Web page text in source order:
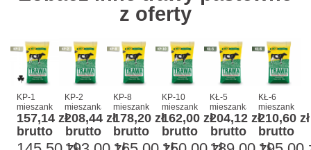
z oferty
KP-1
mieszanka
traw
kośno-
kiszonkowa
10 kg
157,14 zł
brutto
KP-2
mieszanka
traw
kośno-
kiszonkowa
10 kg
208,44 zł
brutto
KP-8
mieszanka
traw
kośno-
kiszonkowa
10 kg
178,20 zł
brutto
KP-10
mieszanka
traw
kośno-
pastwiskowa
bez
162,00 zł
brutto
KŁ-5
mieszanka
traw
łąkowa
10 kg
204,12 zł
brutto
KŁ-6
mieszanka
traw
łąkowa
10 kg
210,60 zł
brutto